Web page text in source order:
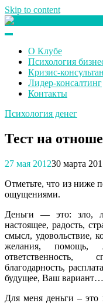
Skip to content
О Клубе
Психология
Кризис-
Лидер-консалтинг
Контакты
Психология денег
Тест на
27 мая 201230 марта
Отметьте, что из ниже
ощущениями.
Деньги — это: зло,
настоящее, радость,
смысл, удовольствие,
желания, помощь,
ответственность,
благодарность,
будущее, Ваш вариант…
Для меня деньги – это